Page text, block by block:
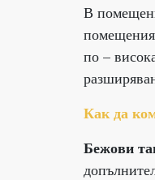
В
помещения
по –
Как да
Бежови